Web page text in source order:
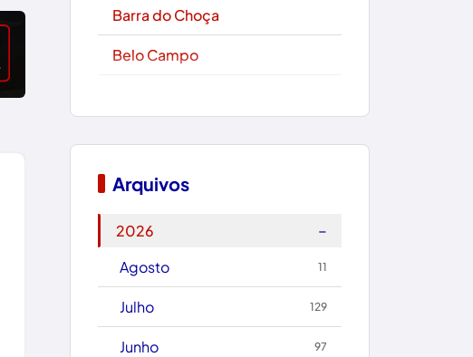
Barra do Choça
Belo Campo
Boquira
Brumado
Caculé
Arquivos
2026
−
Agosto
11
Julho 129
Junho 97